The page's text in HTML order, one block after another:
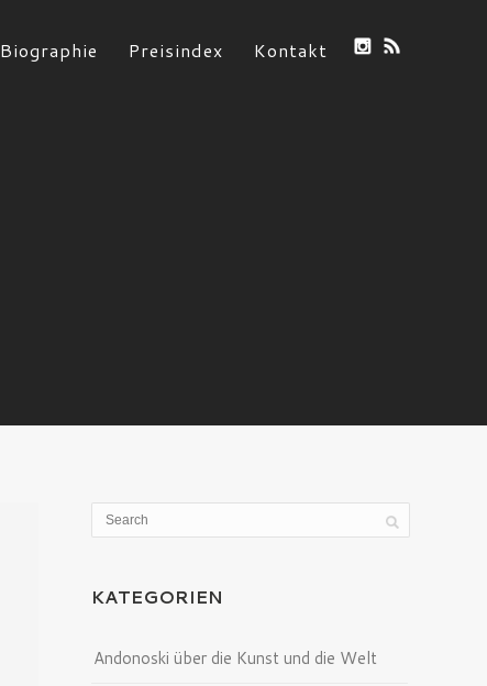
Biographie Preisindex Kontakt
KATEGORIEN
Andonoski über die Kunst und die Welt